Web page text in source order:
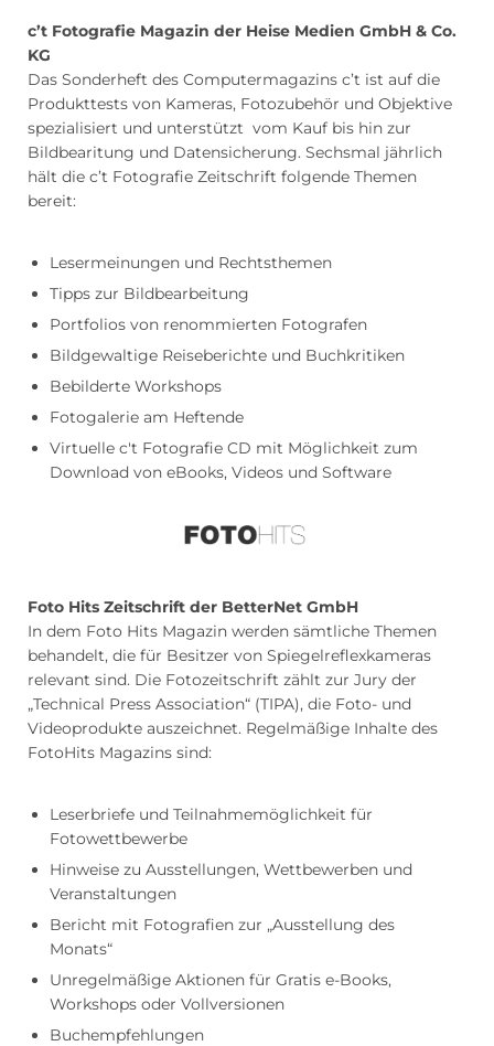
c’t Fotografie Magazin der Heise Medien GmbH & Co.
KG
Das Sonderheft des Computermagazins c’t ist auf die
Produkttests von Kameras, Fotozubehör und Objektive
spezialisiert und unterstützt vom Kauf bis hin zur
Bildbearitung und Datensicherung. Sechsmal jährlich
hält die c’t Fotografie Zeitschrift folgende Themen
bereit:
Lesermeinungen und Rechtsthemen
Tipps zur Bildbearbeitung
Portfolios von renommierten Fotografen
Bildgewaltige Reiseberichte und Buchkritiken
Bebilderte Workshops
Fotogalerie am Heftende
Virtuelle c't Fotografie CD mit Möglichkeit zum
Download von eBooks, Videos und Software
Foto Hits Zeitschrift der BetterNet GmbH
In dem Foto Hits Magazin werden sämtliche Themen
behandelt, die für Besitzer von Spiegelreflexkameras
relevant sind. Die Fotozeitschrift zählt zur Jury der
„Technical Press Association“ (TIPA), die Foto- und
Videoprodukte auszeichnet. Regelmäßige Inhalte des
FotoHits Magazins sind:
Leserbriefe und Teilnahmemöglichkeit für
Fotowettbewerbe
Hinweise zu Ausstellungen, Wettbewerben und
Veranstaltungen
Bericht mit Fotografien zur „Ausstellung des
Monats“
Unregelmäßige Aktionen für Gratis e-Books,
Workshops oder Vollversionen
Buchempfehlungen